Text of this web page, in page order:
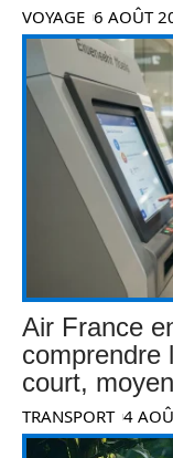
VOYAGE 6 AOÛT
Air France
comprendre
court,
TRANSPORT 4